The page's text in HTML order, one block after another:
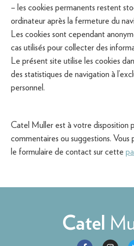
– les cookies permanents restent
ordinateur après la fermeture du
Les cookies sont cependant
cas utilisés pour collecter des
Le présent site utilise les cookies
des statistiques de navigation à
personnel.
Catel Muller est à votre disposition
commentaires ou suggestions. Vous
le formulaire de contact sur cette
Catel